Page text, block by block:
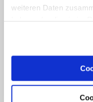
weiteren Daten
Laut Lota
nimmt an der
teil und wird
abgeben. (KNA)